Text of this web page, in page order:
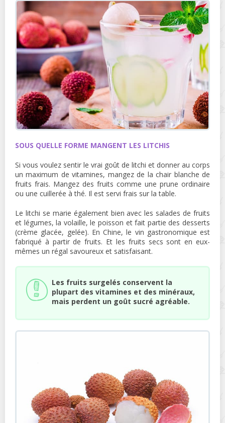
SOUS QUELLE FORME MANGENT LES LITCHIS
Si vous voulez sentir le vrai goût de litchi et donner au corps
un maximum de vitamines, mangez de la chair blanche de
fruits frais. Mangez des fruits comme une prune ordinaire
ou une cuillerée à thé. Il est servi frais sur la table.
Le litchi se marie également bien avec les salades de fruits
et légumes, la volaille, le poisson et fait partie des desserts
(crème glacée, gelée). En Chine, le vin gastronomique est
fabriqué à partir de fruits. Et les fruits secs sont en eux-
mêmes un régal savoureux et satisfaisant.
Les fruits surgelés conservent la
plupart des vitamines et des minéraux,
mais perdent un goût sucré agréable.